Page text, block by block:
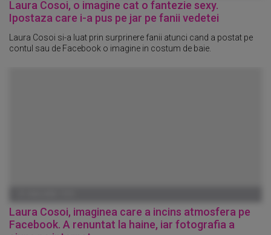
Laura Cosoi, o imagine cat o fantezie sexy.
Ipostaza care i-a pus pe jar pe fanii vedetei
Laura Cosoi si-a luat prin surprinere fanii atunci cand a postat pe
contul sau de Facebook o imagine in costum de baie.
Laura Cosoi, imaginea care a incins atmosfera pe
Facebook. A renuntat la haine, iar fotografia a